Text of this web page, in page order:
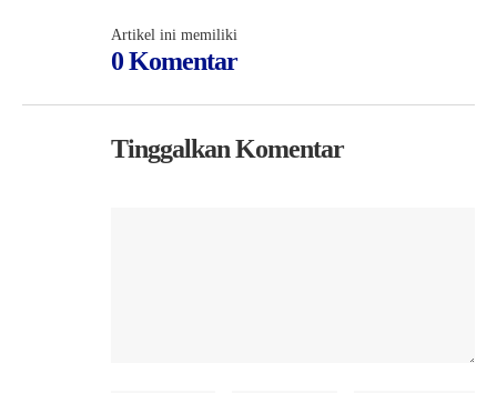
Artikel ini memiliki
0 Komentar
Tinggalkan Komentar